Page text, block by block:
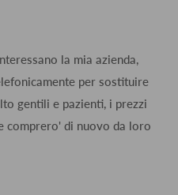
la mia azienda,
per sostituire
gentili e pazienti, i prezzi
comprero' di nuovo da loro